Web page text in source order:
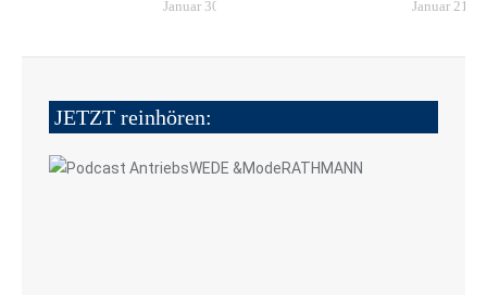
Januar 30, 2025 Januar 21,
JETZT reinhören: